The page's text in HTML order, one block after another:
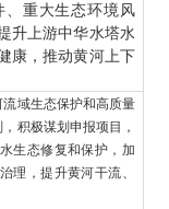
、重大生态环境风
升上游中华水塔水
康，推动黄河上下
流域生态保护和高质量
积极谋划申报项目，
生态修复和保护，加
理，提升黄河干流、